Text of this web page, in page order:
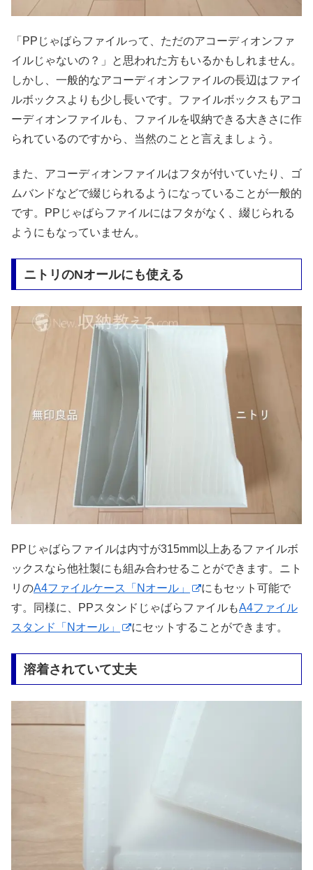
「PPじゃばらファイルって、ただのアコーディオンファ
イルじゃないの？」と思われた方もいるかもしれません。
しかし、一般的なアコーディオンファイルの長辺はファイ
ルボックスよりも少し長いです。ファイルボックスもアコ
ーディオンファイルも、ファイルを収納できる大きさに作
られているのですから、当然のことと言えましょう。
また、アコーディオンファイルはフタが付いていたり、ゴ
ムバンドなどで綴じられるようになっていることが一般的
です。PPじゃばらファイルにはフタがなく、綴じられる
ようにもなっていません。
ニトリのNオールにも使える
PPじゃばらファイルは内寸が315mm以上あるファイルボ
ックスなら他社製にも組み合わせることができます。ニト
リのA4ファイルケース「Nオール」
にもセット可能で
す。同様に、PPスタンドじゃばらファイルもA4ファイル
スタンド「Nオール」
にセットすることができます。
溶着されていて丈夫